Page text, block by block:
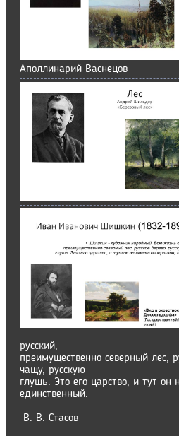
Аполлинарий Васнецов
русский,
преимущественно северный лес,
чащу, русскую
глушь. Это его царство, и тут он
единственный.
В. В. Стасов